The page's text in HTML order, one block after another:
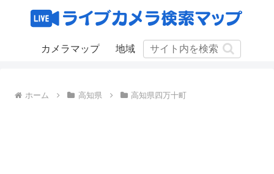
カメラマップ 地域
ホーム 高知県 高知県四万十町